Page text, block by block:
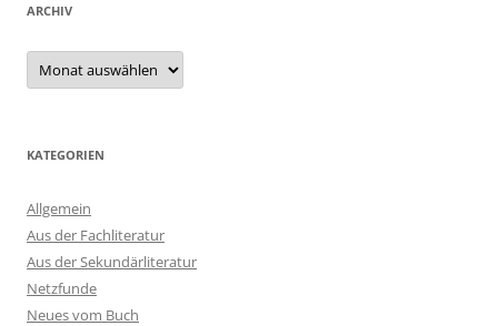
ARCHIV
Archiv
KATEGORIEN
Allgemein
Aus der Fachliteratur
Aus der Sekundärliteratur
Netzfunde
Neues vom Buch